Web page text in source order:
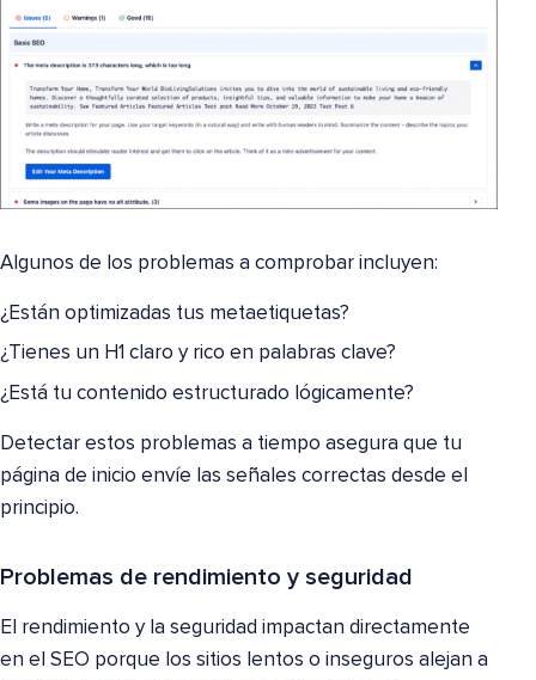
Algunos de los problemas a comprobar incluyen:
¿Están optimizadas tus metaetiquetas?
¿Tienes un H1 claro y rico en palabras clave?
¿Está tu contenido estructurado lógicamente?
Detectar estos problemas a tiempo asegura que tu
página de inicio envíe las señales correctas desde el
principio.
Problemas de rendimiento y seguridad
El rendimiento y la seguridad impactan directamente
en el SEO porque los sitios lentos o inseguros alejan a